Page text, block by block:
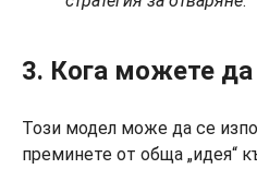
3. Кога можете да
Този модел може да се
преминете от обща „идея“